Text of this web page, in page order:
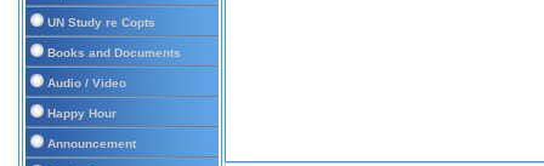
UN Study re Copts
Books and Documents
Audio / Video
Happy Hour
Announcement